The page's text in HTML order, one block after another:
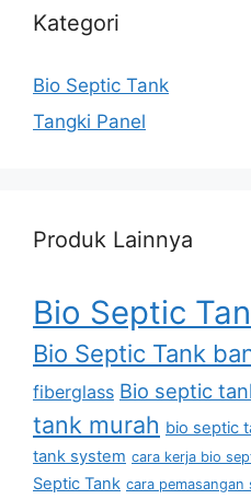
Kategori
Bio Septic Tank
Tangki Panel
Produk Lainnya
Bio Septic
Bio Septic Tank
fiberglass Bio septic
tank murah bio septic
tank system cara kerja bio
Septic Tank cara